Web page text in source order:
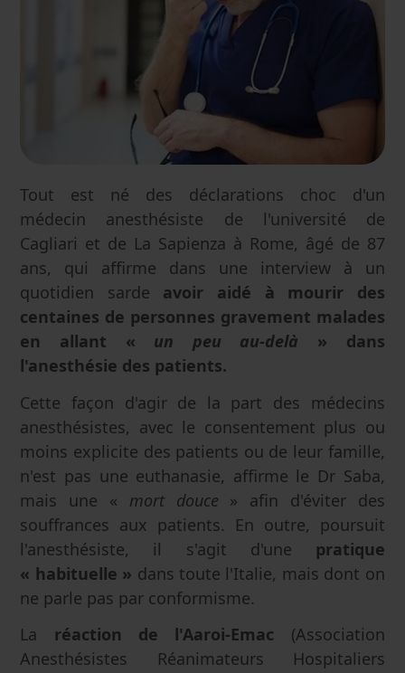
Tout est né des déclarations choc d'un
médecin anesthésiste de l'université de
Cagliari et de La Sapienza à Rome, âgé de 87
ans, qui affirme dans une interview à un
quotidien sarde avoir aidé à mourir des
centaines de personnes gravement malades
en allant « un peu au-delà » dans
l'anesthésie des patients.
Cette façon d'agir de la part des médecins
anesthésistes, avec le consentement plus ou
moins explicite des patients ou de leur famille,
n'est pas une euthanasie, affirme le Dr Saba,
mais une « mort douce » afin d'éviter des
souffrances aux patients. En outre, poursuit
l'anesthésiste, il s'agit d'une
pratique
« habituelle » dans toute l'Italie, mais dont on
ne parle pas par conformisme.
La réaction de l'Aaroi-Emac (Association
Anesthésistes Réanimateurs Hospitaliers